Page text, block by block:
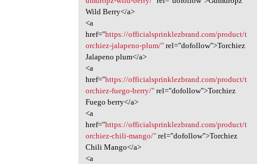
Wild Berry</a>
<a
href="https://officialsprinklezbrand.com/product/t
orchiez-jalapeno-plum/"rel="dofollow">Torchiez
Jalapeno plum</a>
<a
href="https://officialsprinklezbrand.com/product/t
orchiez-fuego-berry/"rel="dofollow">Torchiez
Fuego berry</a>
<a
href="https://officialsprinklezbrand.com/product/t
orchiez-chili-mango/"rel="dofollow">Torchiez
Chili Mango</a>
<a